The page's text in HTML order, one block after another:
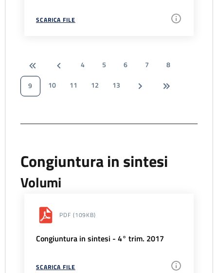
SCARICA FILE
4 5 6 7
8
9
10 11 12 13
Congiuntura in sintesi
Volumi
PDF (109KB)
Congiuntura in sintesi - 4° trim. 2017
SCARICA FILE